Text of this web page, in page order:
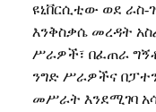
ዩኒቨርሲቲው ወደ ራስ-
እንቅስቃሴ መረዳት
ሥራዎች፣ በፈጠራ
ንግድ ሥራዎችና
መሥራት እንደሚገባ